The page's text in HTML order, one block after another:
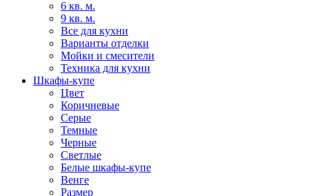
6 кв. м.
9 кв. м.
Все для кухни
Варианты отделки
Мойки и смесители
Техника для кухни
Шкафы-купе
Цвет
Коричневые
Серые
Темные
Черные
Светлые
Белые шкафы-купе
Венге
Размер